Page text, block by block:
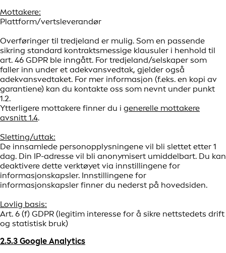
Mottakere:
Plattform/vertsleverandør
Overføringer til tredjeland er mulig. Som en passende
sikring standard kontraktsmessige klausuler i henhold til
art. 46 GDPR ble inngått. For tredjeland/selskaper som
faller inn under et adekvansvedtak, gjelder også
adekvansvedtaket. For mer informasjon (f.eks. en kopi av
garantiene) kan du kontakte oss som nevnt under punkt
1.2.
Ytterligere mottakere finner du i generelle mottakere
avsnitt 1.4.
Sletting/uttak:
De innsamlede personopplysningene vil bli slettet etter 1
dag. Din IP-adresse vil bli anonymisert umiddelbart. Du kan
deaktivere dette verktøyet via innstillingene for
informasjonskapsler. Innstillingene for
informasjonskapsler finner du nederst på hovedsiden.
Lovlig basis:
Art. 6 (f) GDPR (legitim interesse for å sikre nettstedets drift
og statistisk bruk)
2.5.3 Google Analytics